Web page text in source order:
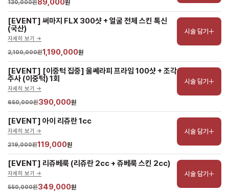
130,000원89,000원
[EVENT] 써마지 FLX 300샷 + 얼굴 전체 스킨 톡신
(국산)
자세히 보기 ->
2,100,000원1,190,000원
시술 담기
[EVENT] [이중턱 집중] 울쎄라피 프라임 100샷 + 조각
주사 (이중턱) 1회
자세히 보기 ->
650,000원390,000원
시술 담기
[EVENT] 아이 리쥬란 1cc
자세히 보기 ->
219,000원119,000원
시술 담기
[EVENT] 리쥬베룩 (리쥬란 2cc + 쥬베룩 스킨 2cc)
자세히 보기 ->
550,000원349,000원
시술 담기